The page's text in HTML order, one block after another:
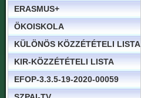
ERASMUS+
ÖKOISKOLA
KÜLÖNÖS KÖZZÉTÉTELI LISTA
KIR-KÖZZÉTÉTELI LISTA
EFOP-3.3.5-19-2020-00059